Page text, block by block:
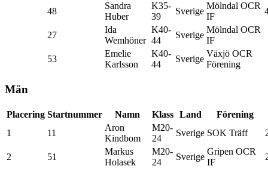
48
Sandra
Huber
K35-
39
Sverige
Mölndal OCR
IF
27
Ida
Wemhöner
K40-
44
Sverige
Mölndal OCR
IF
53
Emelie
Karlsson
K40-
44
Sverige
Växjö OCR
Förening
Män
Placering Startnummer Namn Klass Land
Förening
1
11
Aron
Kindbom
M20-
24
Sverige SOK Träff
2 51
Markus
Holasek
M20-
24
Sverige
Gripen OCR
IF